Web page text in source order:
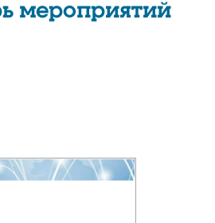
мероприятий